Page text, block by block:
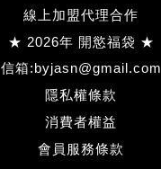
線上加盟代理合作
★ 2026年 開慾福袋 ★
信箱:byjasn@gmail.com
隱私權條款
消費者權益
會員服務條款